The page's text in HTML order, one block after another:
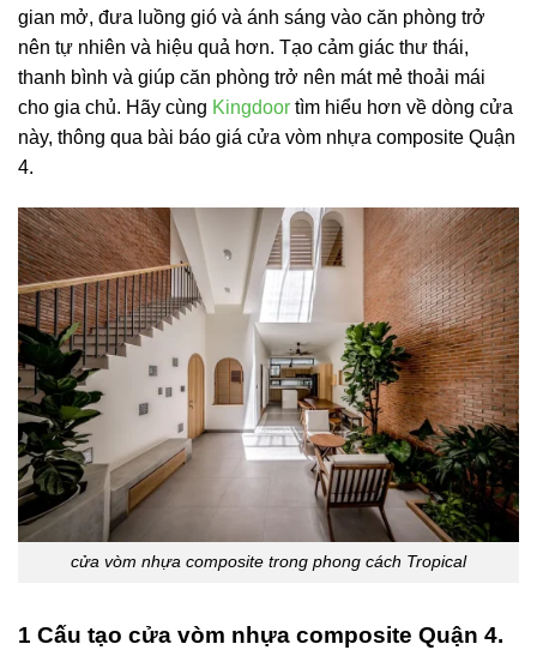
gian mở, đưa luồng gió và ánh sáng vào căn phòng trở
nên tự nhiên và hiệu quả hơn. Tạo cảm giác thư thái,
thanh bình và giúp căn phòng trở nên mát mẻ thoải mái
cho gia chủ. Hãy cùng Kingdoor tìm hiểu hơn về dòng cửa
này, thông qua bài báo giá cửa vòm nhựa composite Quận
4.
cửa vòm nhựa composite trong phong cách Tropical
1 Cấu tạo cửa vòm nhựa composite Quận 4.